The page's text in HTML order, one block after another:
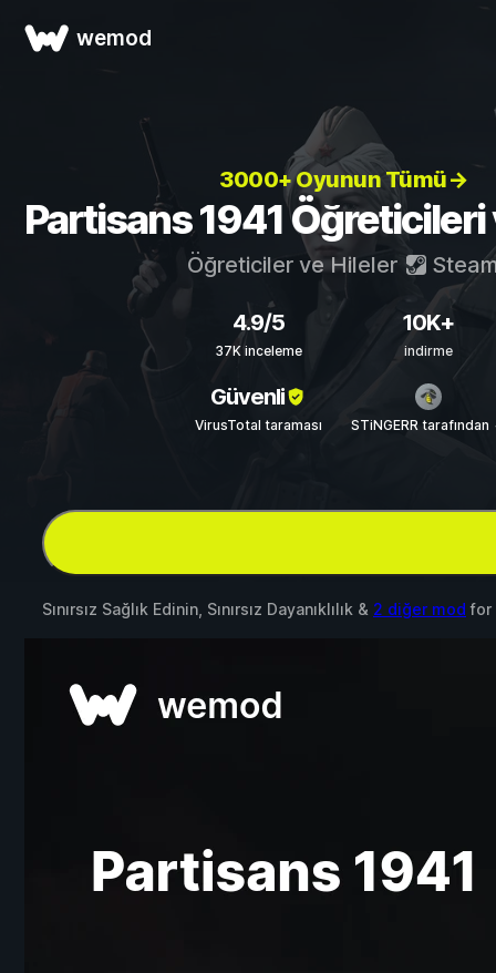
wemod
3000+ Oyunun Tümü→
Partisans 1941 Öğreticileri
Öğreticiler ve Hileler
4.9/5
37K inceleme
10K+
indirme
Güvenli
VirusTotal taraması STiNGERR tarafından
Sınırsız Sağlık Edinin, Sınırsız Dayanıklılık & 2 diğer mod for